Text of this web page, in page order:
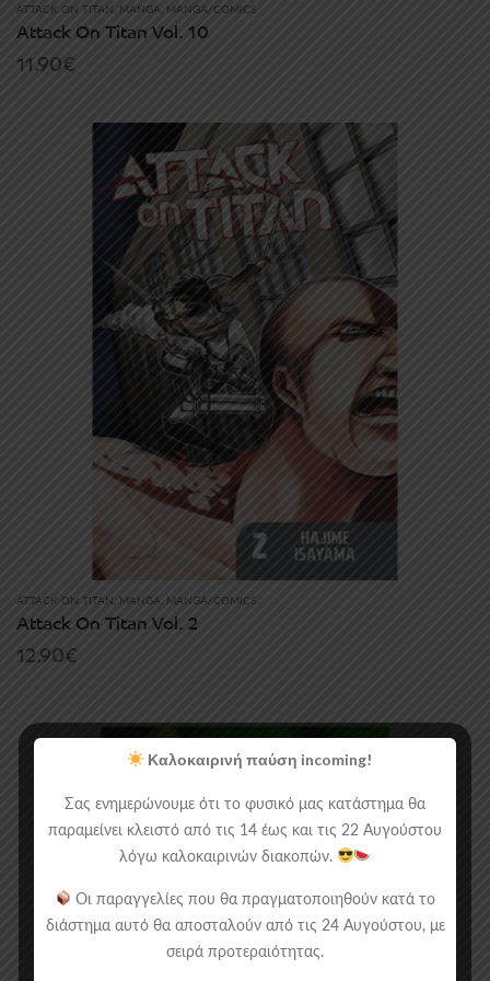
ATTACK ON TITAN MANGA , MANGA/COMICS
Attack On Titan Vol. 10
11.90€
ATTACK ON TITAN MANGA , MANGA/COMICS
Attack On Titan Vol. 2
12.90€
Καλοκαιρινή παύση incoming!
Σας ενημερώνουμε ότι το φυσικό μας κατάστημα θα
παραμείνει κλειστό από τις 14 έως και τις 22 Αυγούστου
λόγω καλοκαιρινών διακοπών.
Οι παραγγελίες που θα πραγματοποιηθούν κατά το
διάστημα αυτό θα αποσταλούν από τις 24 Αυγούστου, με
σειρά προτεραιότητας.